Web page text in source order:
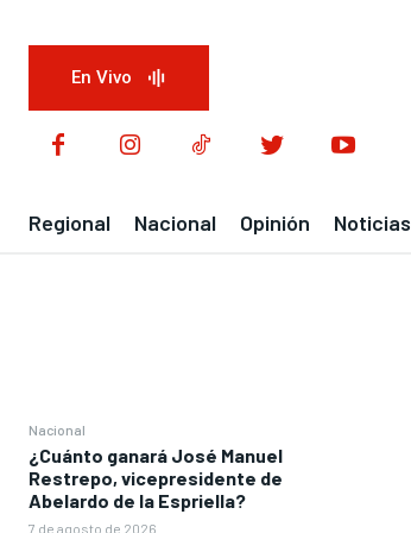
En Vivo
Regional Nacional Opinión Noticias
Nacional
¿Cuánto ganará José Manuel
Restrepo, vicepresidente de
Abelardo de la Espriella?
7 de agosto de 2026